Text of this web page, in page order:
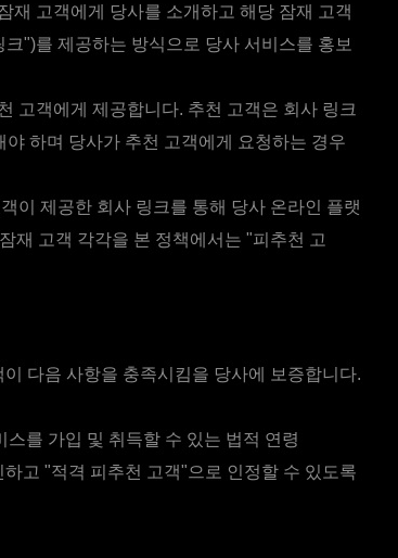
재 고객에게 당사를 소개하고 해당 잠재 고객
")를 제공하는 방식으로 당사 서비스를 홍보
고객에게 제공합니다. 추천 고객은 회사 링크
하며 당사가 추천 고객에게 요청하는 경우
이 제공한 회사 링크를 통해 당사 온라인 플랫
재 고객 각각을 본 정책에서는 "피추천 고
다음 사항을 충족시킴을 당사에 보증합니다.
를 가입 및 취득할 수 있는 법적 연령
고 "적격 피추천 고객"으로 인정할 수 있도록